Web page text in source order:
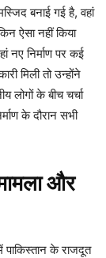
बनाई गई है, वहां
ऐसा नहीं किया
नए निर्माण पर कई
मिली तो उन्होंने
लोगों के बीच चर्चा
के दौरान सभी
और
के राजदूत